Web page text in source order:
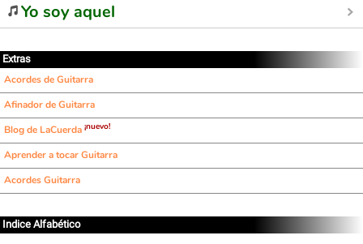
Yo soy aquel
Extras
Acordes de Guitarra
Afinador de Guitarra
Blog de LaCuerda ¡nuevo!
Aprender a tocar Guitarra
Acordes Guitarra
Indice Alfabético